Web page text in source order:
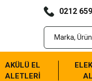
0212
AKÜLÜ EL
ALETLERİ